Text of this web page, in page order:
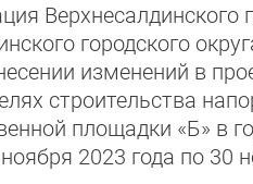
Верхнесалдинского
городского
изменений в
строительства
площадки «Б» в
2023 года по 30